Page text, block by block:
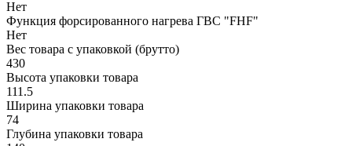
Нет
Функция форсированного нагрева ГВС "FHF"
Нет
Вес товара с упаковкой (брутто)
430
Высота упаковки товара
111.5
Ширина упаковки товара
74
Глубина упаковки товара